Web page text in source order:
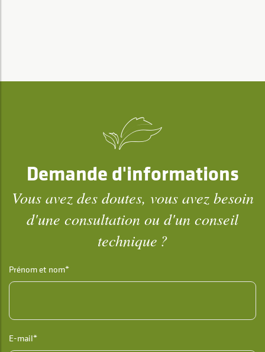
Demande d'informations
Vous avez des doutes, vous avez besoin
d'une consultation ou d'un conseil
technique ?
Prénom et nom*
E-mail*